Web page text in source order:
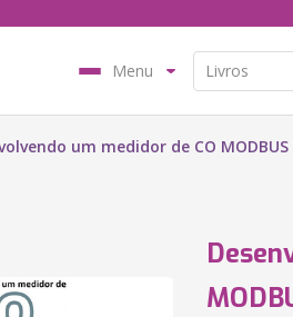
Menu
um medidor de CO